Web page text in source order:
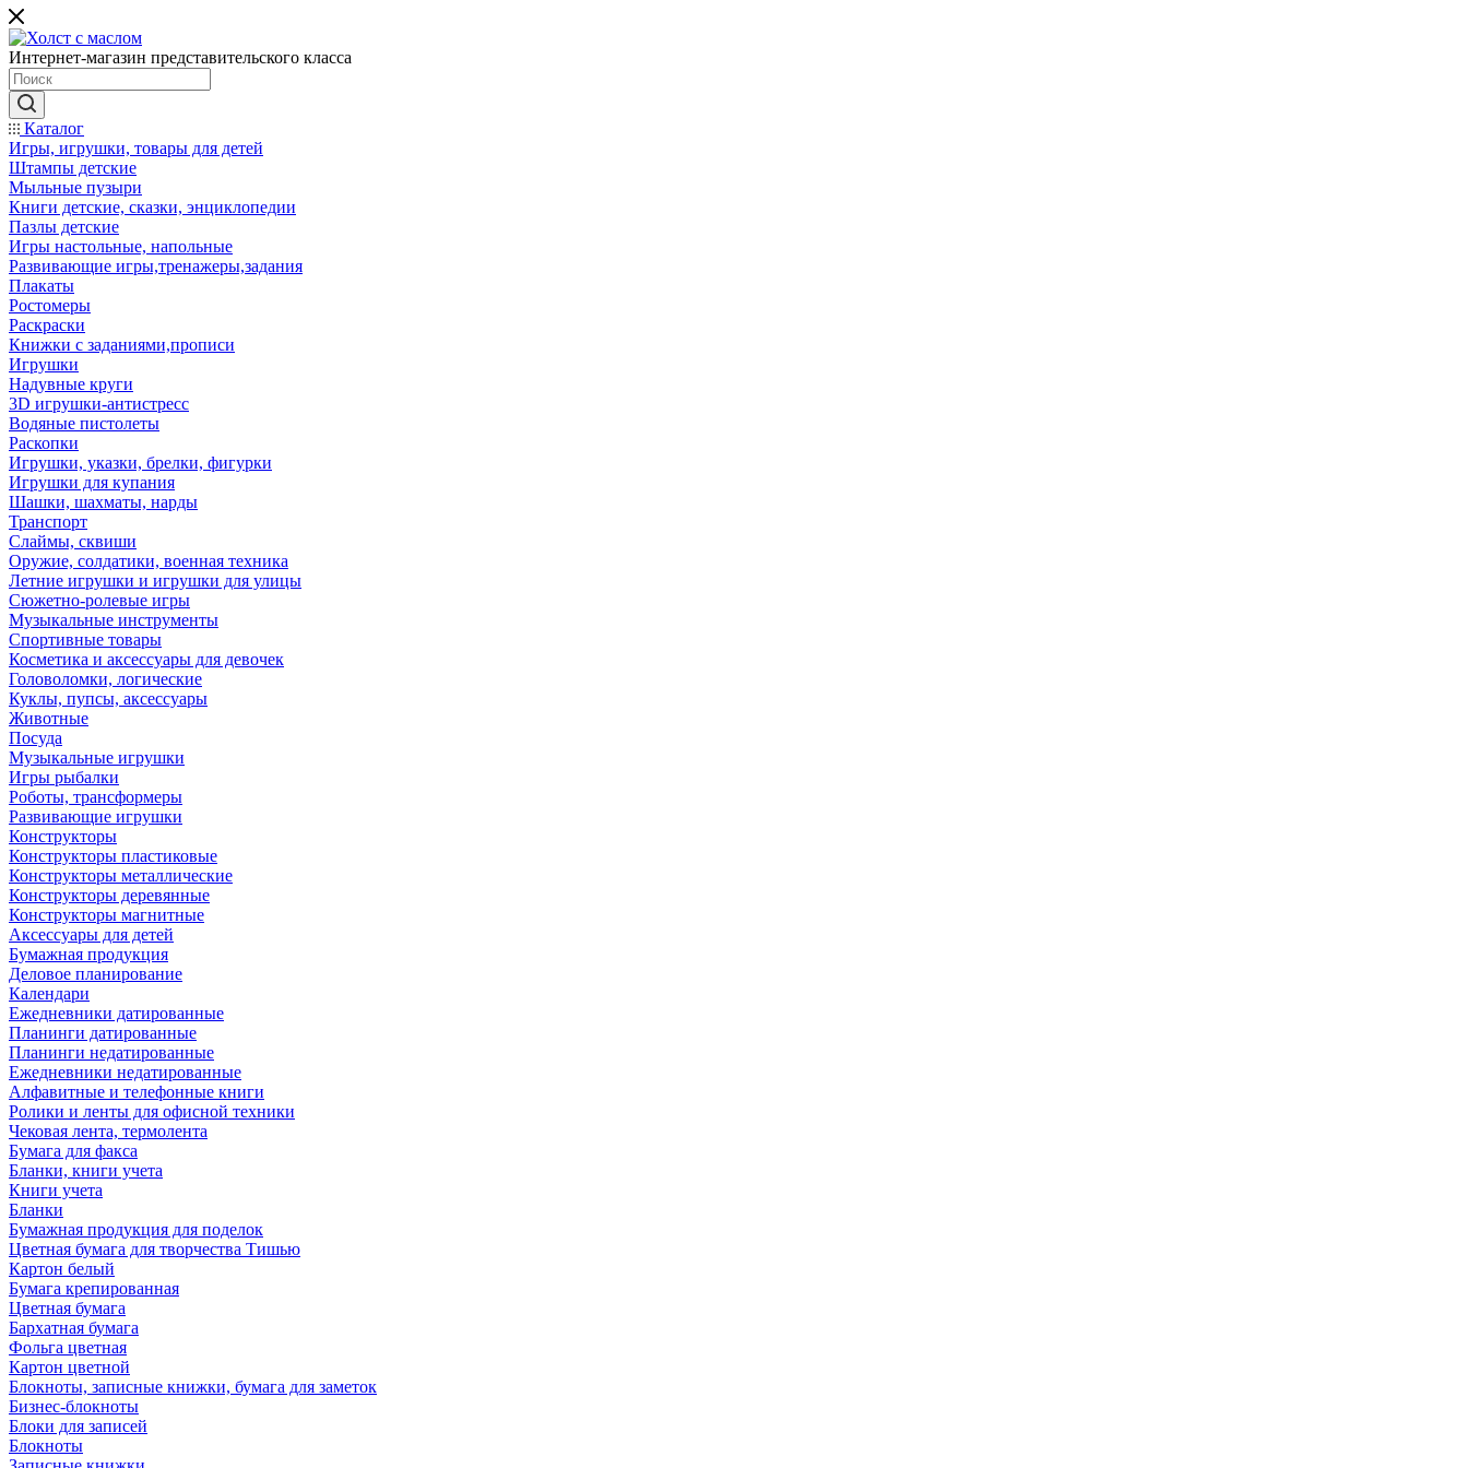
Интернет-магазин представительского класса
Каталог
Игры, игрушки, товары для детей
Штампы детские
Мыльные пузыри
Книги детские, сказки, энциклопедии
Пазлы детские
Игры настольные, напольные
Развивающие игры,тренажеры,задания
Плакаты
Ростомеры
Раскраски
Книжки с заданиями,прописи
Игрушки
Надувные круги
3D игрушки-антистресс
Водяные пистолеты
Раскопки
Игрушки, указки, брелки, фигурки
Игрушки для купания
Шашки, шахматы, нарды
Транспорт
Слаймы, сквиши
Оружие, солдатики, военная техника
Летние игрушки и игрушки для улицы
Сюжетно-ролевые игры
Музыкальные инструменты
Спортивные товары
Косметика и аксессуары для девочек
Головоломки, логические
Куклы, пупсы, аксессуары
Животные
Посуда
Музыкальные игрушки
Игры рыбалки
Роботы, трансформеры
Развивающие игрушки
Конструкторы
Конструкторы пластиковые
Конструкторы металлические
Конструкторы деревянные
Конструкторы магнитные
Аксессуары для детей
Бумажная продукция
Деловое планирование
Календари
Ежедневники датированные
Планинги датированные
Планинги недатированные
Ежедневники недатированные
Алфавитные и телефонные книги
Ролики и ленты для офисной техники
Чековая лента, термолента
Бумага для факса
Бланки, книги учета
Книги учета
Бланки
Бумажная продукция для поделок
Цветная бумага для творчества Тишью
Картон белый
Бумага крепированная
Цветная бумага
Бархатная бумага
Фольга цветная
Картон цветной
Блокноты, записные книжки, бумага для заметок
Бизнес-блокноты
Блоки для записей
Блокноты